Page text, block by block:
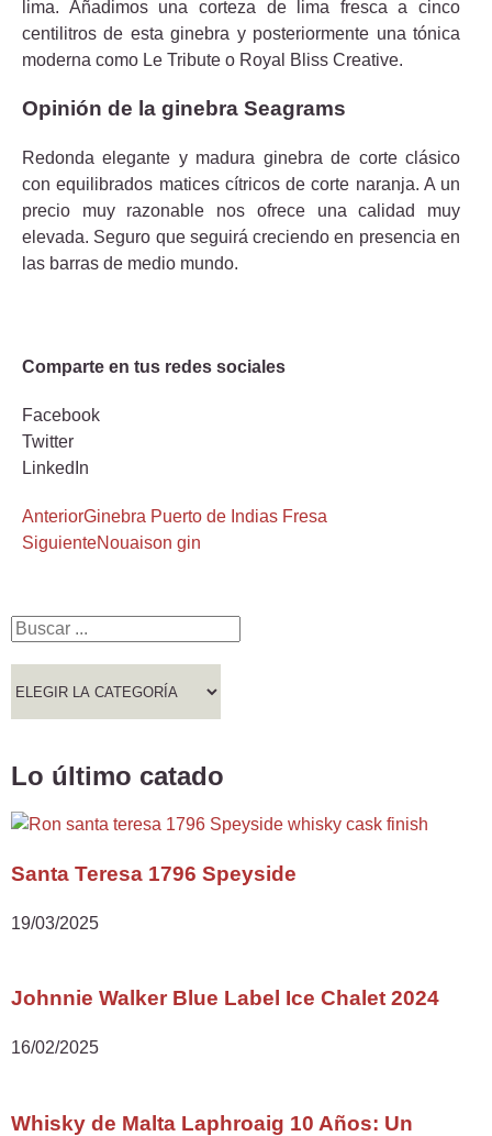
lima. Añadimos una corteza de lima fresca a cinco
centilitros de esta ginebra y posteriormente una tónica
moderna como Le Tribute o Royal Bliss Creative.
Opinión de la ginebra Seagrams
Redonda elegante y madura ginebra de corte clásico
con equilibrados matices cítricos de corte naranja. A un
precio muy razonable nos ofrece una calidad muy
elevada. Seguro que seguirá creciendo en presencia en
las barras de medio mundo.
Comparte en tus redes sociales
Facebook
Twitter
LinkedIn
AnteriorGinebra Puerto de Indias Fresa
SiguienteNouaison gin
Lo último catado
Santa Teresa 1796 Speyside
19/03/2025
Johnnie Walker Blue Label Ice Chalet 2024
16/02/2025
Whisky de Malta Laphroaig 10 Años: Un